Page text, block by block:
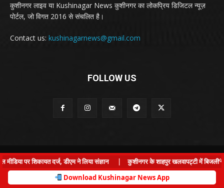
कुशीनगर लाइव या Kushinagar News कुशीनगर का लोकप्रिय डिजिटल न्यूज़
पोर्टल, जो विगत 2016 से संचलित है।
Contact us: kushinagarnews@gmail.com
FOLLOW US
© Kushinagar Live - 2022
Home About us Privacy Policy Contact us
×
पर शिकायत दर्ज, डीएम ने लिया संज्ञान
कुशीनगर के शाहपुर खलवापट्टी में बिजली
Download Kushinagar News App